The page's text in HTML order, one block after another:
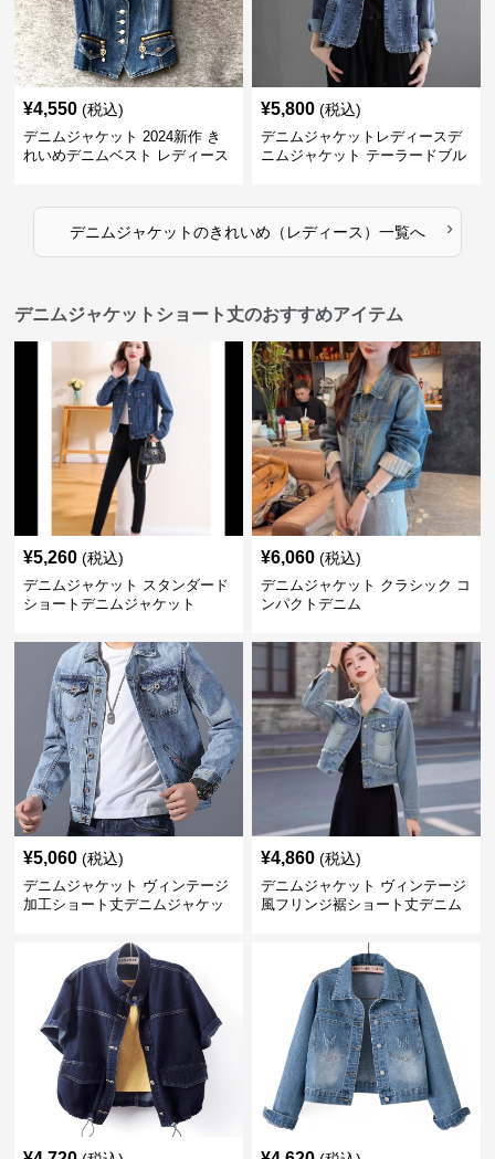
¥4,550 (税込)
デニムジャケット 2024新作 き
れいめデニムベスト レディース
¥5,800 (税込)
デニムジャケットレディースデ
ニムジャケット テーラードブル
デニムジャケットのきれいめ（レディース） 一覧へ ›
デニムジャケットショート丈のおすすめアイテム
¥5,260 (税込)
デニムジャケット スタンダード
ショートデニムジャケット
¥6,060 (税込)
デニムジャケット クラシック コ
ンパクトデニム
¥5,060 (税込)
デニムジャケット ヴィンテージ
加工ショート丈デニムジャケッ
¥4,860 (税込)
デニムジャケット ヴィンテージ
風フリンジ裾ショート丈デニム